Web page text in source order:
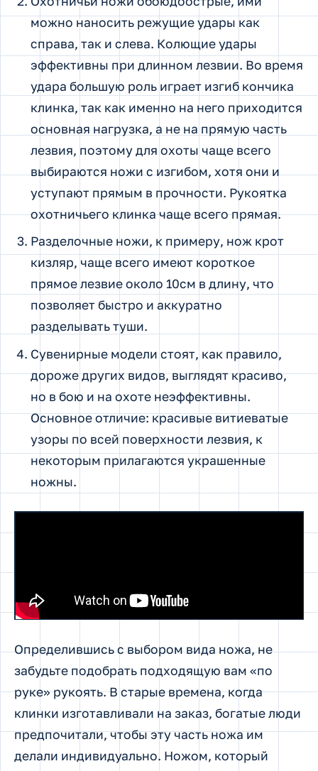
можно наносить режущие удары как
справа, так и слева. Колющие удары
эффективны при длинном лезвии. Во время
удара большую роль играет изгиб кончика
клинка, так как именно на него приходится
основная нагрузка, а не на прямую часть
лезвия, поэтому для охоты чаще всего
выбираются ножи с изгибом, хотя они и
уступают прямым в прочности. Рукоятка
охотничьего клинка чаще всего прямая.
Разделочные ножи, к примеру, нож крот
кизляр, чаще всего имеют короткое
прямое лезвие около 10см в длину, что
позволяет быстро и аккуратно
разделывать туши.
Сувенирные модели стоят, как правило,
дороже других видов, выглядят красиво,
но в бою и на охоте неэффективны.
Основное отличие: красивые витиеватые
узоры по всей поверхности лезвия, к
некоторым прилагаются украшенные
ножны.
Определившись с выбором вида ножа, не
забудьте подобрать подходящую вам «по
руке» рукоять. В старые времена, когда
клинки изготавливали на заказ, богатые люди
предпочитали, чтобы эту часть ножа им
делали индивидуально. Ножом, который